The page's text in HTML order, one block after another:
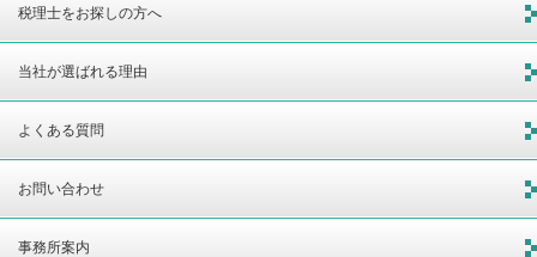
税理士をお探しの方へ
当社が選ばれる理由
よくある質問
お問い合わせ
事務所案内